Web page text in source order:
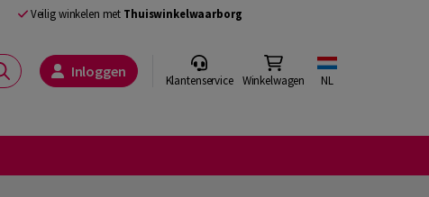
Veilig winkelen met Thuiswinkelwaarborg
Inloggen Klantenservice Winkelwagen NL